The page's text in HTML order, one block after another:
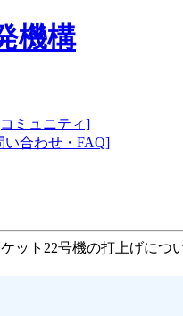
機構
ミュニティ]
い合わせ・FAQ]
ット22号機の打上げにつ